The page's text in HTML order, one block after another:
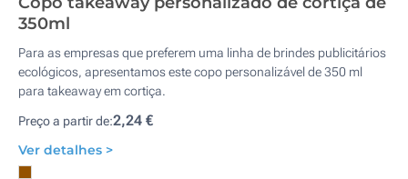
350ml
Para as empresas que preferem uma linha de brindes publicitários
ecológicos, apresentamos este copo personalizável de 350 ml
para takeaway em cortiça.
Preço a partir de:2,24 €
Ver detalhes >